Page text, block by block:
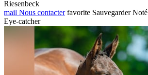
Riesenbeck
mail Nous contacter favorite Sauvegarder Noté
Eye-catcher